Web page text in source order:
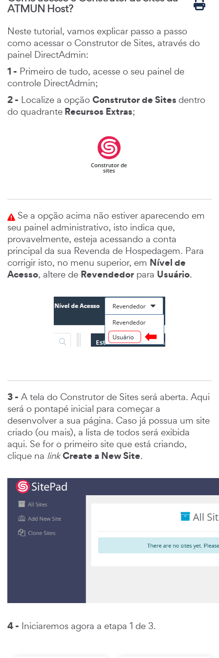
ATMUN Host?
Neste tutorial, vamos explicar passo a passo
como acessar o Construtor de Sites, através do
painel DirectAdmin:
1 - Primeiro de tudo, acesse o seu painel de
controle DirectAdmin;
2 - Localize a opção Construtor de Sites dentro
do quadrante Recursos Extras;
Se a opção acima não estiver aparecendo em
seu painel administrativo, isto indica que,
provavelmente, esteja acessando a conta
principal da sua Revenda de Hospedagem. Para
corrigir isto, no menu superior, em Nível de
Acesso, altere de Revendedor para Usuário.
3 - A tela do Construtor de Sites será aberta. Aqui
será o pontapé inicial para começar a
desenvolver a sua página. Caso já possua um site
criado (ou mais), a lista de todos será exibida
aqui. Se for o primeiro site que está criando,
clique na link Create a New Site.
4 - Iniciaremos agora a etapa 1 de 3.